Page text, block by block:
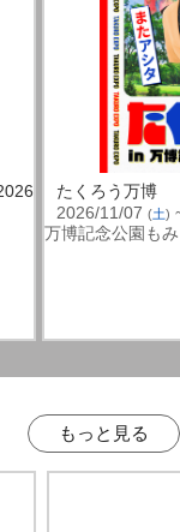
たくろう万博
2026/11/07 (土)
万博記念公園も
もっと見る